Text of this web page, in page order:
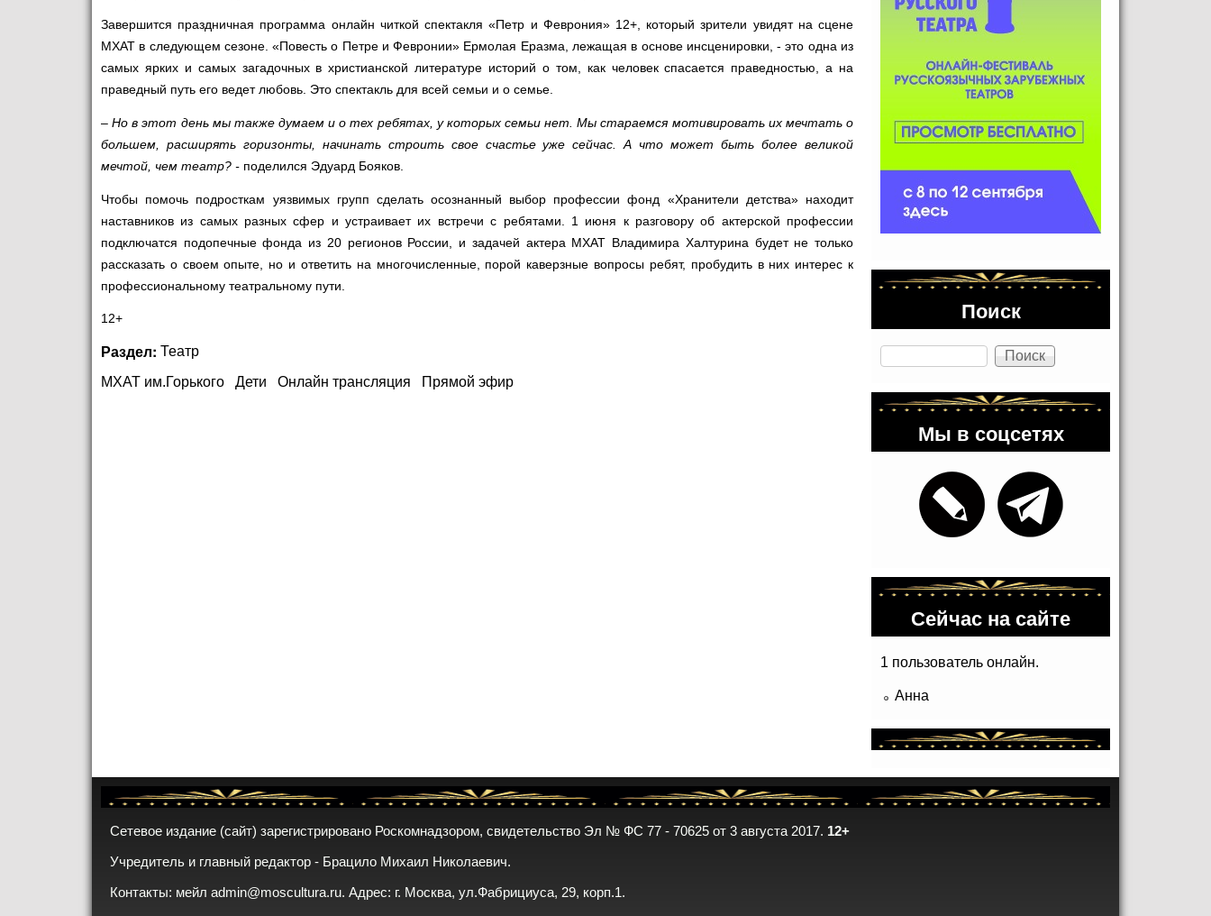
Завершится праздничная программа онлайн читкой спектакля «Петр и Феврония» 12+, который зрители увидят на сцене
МХАТ в следующем сезоне. «Повесть о Петре и Февронии» Ермолая Еразма, лежащая в основе инсценировки, - это одна из
самых ярких и самых загадочных в христианской литературе историй о том, как человек спасается праведностью, а на
праведный путь его ведет любовь. Это спектакль для всей семьи и о семье.
–Но в этот день мы также думаем и о тех ребятах, у которых семьи нет. Мы стараемся мотивировать их мечтать о
большем, расширять горизонты, начинать строить свое счастье уже сейчас. А что может быть более великой
мечтой, чем театр? - поделился Эдуард Бояков.
Чтобы помочь подросткам уязвимых групп сделать осознанный выбор профессии фонд «Хранители детства» находит
наставников из самых разных сфер и устраивает их встречи с ребятами. 1 июня к разговору об актерской профессии
подключатся подопечные фонда из 20 регионов России, и задачей актера МХАТ Владимира Халтурина будет не только
рассказать о своем опыте, но и ответить на многочисленные, порой каверзные вопросы ребят, пробудить в них интерес к
профессиональному театральному пути.
12+
Раздел: Театр
МХАТ им.Горького
Дети Онлайн трансляция Прямой эфир
Поиск
Поиск
Мы в соцсетях
Сейчас на сайте
1 пользователь онлайн.
Анна
Сетевое издание (сайт) зарегистрировано Роскомнадзором, свидетельство Эл № ФС 77 - 70625 от 3 августа 2017. 12+
Учредитель и главный редактор - Брацило Михаил Николаевич.
Контакты: мейл admin@moscultura.ru. Адрес: г. Москва, ул.Фабрициуса, 29, корп.1.